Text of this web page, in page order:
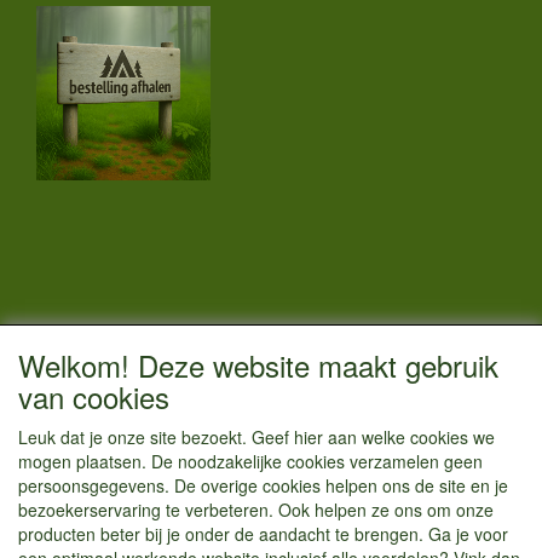
CONTACTGEGEVENS
Vestigingsadres:
Hoofdweg 36
1433 JW Kudelstaart
info@kamperenenzo.nl
Tel : 06 125 82 112
Welkom! Deze website maakt gebruik
van cookies
Leuk dat je onze site bezoekt. Geef hier aan welke cookies we
mogen plaatsen. De noodzakelijke cookies verzamelen geen
persoonsgegevens. De overige cookies helpen ons de site en je
bezoekerservaring te verbeteren. Ook helpen ze ons om onze
producten beter bij je onder de aandacht te brengen. Ga je voor